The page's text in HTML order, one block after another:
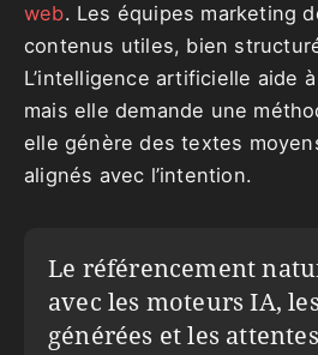
web. Les équipes marketing
contenus utiles, bien
L’intelligence artificielle aide
mais elle demande une
elle génère des textes
alignés avec l’intention.
Le référencement
avec les moteurs IA,
générées et les